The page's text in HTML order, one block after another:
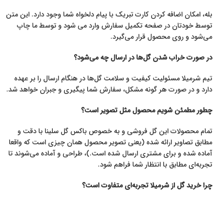
بله، امکان اضافه کردن کارت تبریک با پیام دلخواه شما وجود دارد. این متن
توسط خودتان در صفحه تکمیل سفارش وارد می شود و توسط ما چاپ
می‌شود و روی محصول قرار می‌گیرد.
در صورت خراب شدن گل‌ها در ارسال چه می‌شود؟
تیم شرمیلا مسئولیت کیفیت و سلامت گل‌ها در هنگام ارسال را بر عهده
دارد و در صورت هر گونه مشکل، سفارش شما پیگیری و جبران خواهد شد.
چطور مطمئن شویم محصول مثل تصویر است؟
تمام محصولات این گل فروشی و به خصوص باکس گل سلینا با دقت و
مطابق تصاویر ارائه شده (یعنی تصویر محصول همان چیزی است که واقعا
آماده شده و برای مشتری ارسال شده است.)، طراحی و آماده می‌شوند تا
تجربه‌ای مطابق با انتظار شما فراهم شود.
چرا خرید گل از شرمیلا تجربه‌ای متفاوت است؟